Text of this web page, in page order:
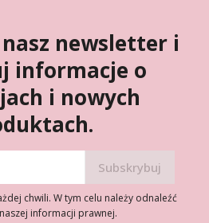
newsletter i
informacje o
i nowych
chwili. W tym celu należy odnaleźć
informacji prawnej.